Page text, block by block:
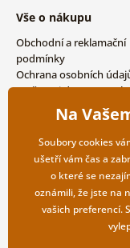
Vše o nákupu
Obchodní a reklamační
podmínky
Ochrana osobních
Možnosti dopravy a
Vrácení zboží
Na
Soubory cookies
ušetří vám čas a
o které se
oznámili, že jste na
vašich preferencí.